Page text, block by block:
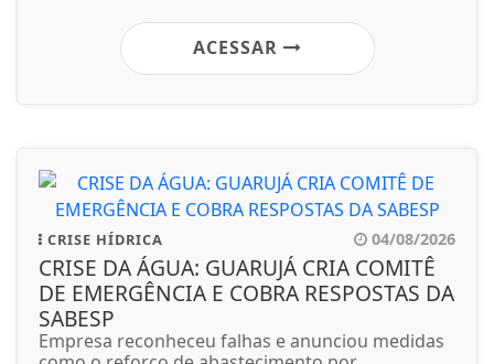
ACESSAR
CRISE HÍDRICA 04/08/2026
CRISE DA ÁGUA: GUARUJÁ CRIA COMITÊ
DE EMERGÊNCIA E COBRA RESPOSTAS DA
SABESP
Empresa reconheceu falhas e anunciou medidas